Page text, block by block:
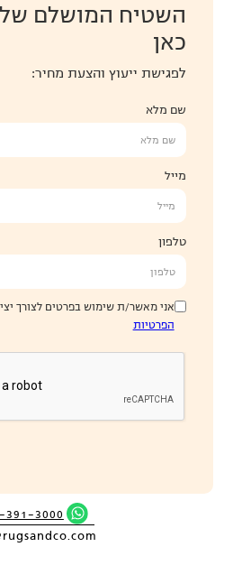
השטיח המושלם
כאן
לפגישת ייעוץ והצעת מחיר:
שם מלא
מייל
טלפון
אני מאשר/ת שימוש בפרטים לצורך
הפרטיות
391-3000